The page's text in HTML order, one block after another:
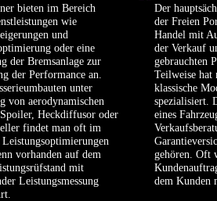
bieten im Bereich
wie
und
oder eine
der Bremsanlage zur
der Performance an.
unter
von aerodynamischen
Heckdiffusor oder
findet man oft im
vorhanden auf dem
mit
Leistungsmessung
Der
der Freien
Handel mit
der Verkauf
gebrauchten
Teilweise hat
klassische
spezialisiert.
eines
gehören. Oft
dem Kunden